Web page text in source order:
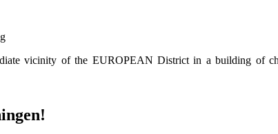
vicinity of the EUROPEAN District in a building of